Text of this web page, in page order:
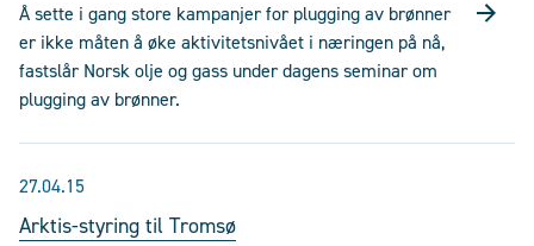
Å sette i gang store kampanjer for plugging av brønner
er ikke måten å øke aktivitetsnivået i næringen på nå,
fastslår Norsk olje og gass under dagens seminar om
plugging av brønner.
27.04.15
Arktis-styring til Tromsø